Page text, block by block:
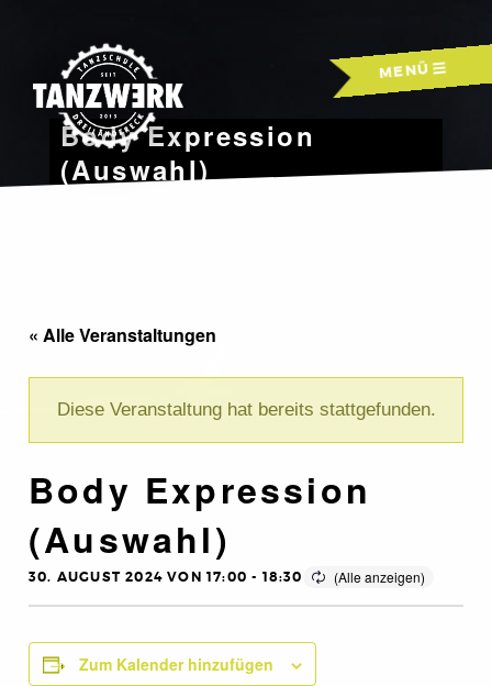
MENÜ
Body Expression
(Auswahl)
« Alle Veranstaltungen
Diese Veranstaltung hat bereits stattgefunden.
Body Expression
(Auswahl)
30. AUGUST 2024 VON 17:00 - 18:30
Zum Kalender hinzufügen